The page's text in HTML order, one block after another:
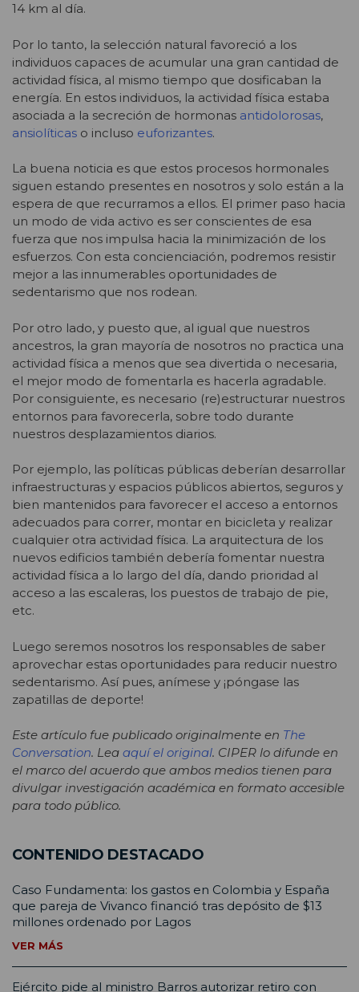
14 km al día.
Por lo tanto, la selección natural favoreció a los
individuos capaces de acumular una gran cantidad de
actividad física, al mismo tiempo que dosificaban la
energía. En estos individuos, la actividad física estaba
asociada a la secreción de hormonas antidolorosas,
ansiolíticas o incluso euforizantes.
La buena noticia es que estos procesos hormonales
siguen estando presentes en nosotros y solo están a la
espera de que recurramos a ellos. El primer paso hacia
un modo de vida activo es ser conscientes de esa
fuerza que nos impulsa hacia la minimización de los
esfuerzos. Con esta concienciación, podremos resistir
mejor a las innumerables oportunidades de
sedentarismo que nos rodean.
Por otro lado, y puesto que, al igual que nuestros
ancestros, la gran mayoría de nosotros no practica una
actividad física a menos que sea divertida o necesaria,
el mejor modo de fomentarla es hacerla agradable.
Por consiguiente, es necesario (re)estructurar nuestros
entornos para favorecerla, sobre todo durante
nuestros desplazamientos diarios.
Por ejemplo, las políticas públicas deberían desarrollar
infraestructuras y espacios públicos abiertos, seguros y
bien mantenidos para favorecer el acceso a entornos
adecuados para correr, montar en bicicleta y realizar
cualquier otra actividad física. La arquitectura de los
nuevos edificios también debería fomentar nuestra
actividad física a lo largo del día, dando prioridad al
acceso a las escaleras, los puestos de trabajo de pie,
etc.
Luego seremos nosotros los responsables de saber
aprovechar estas oportunidades para reducir nuestro
sedentarismo. Así pues, anímese y ¡póngase las
zapatillas de deporte!
Este artículo fue publicado originalmente en The
Conversation. Lea aquí el original. CIPER lo difunde en
el marco del acuerdo que ambos medios tienen para
divulgar investigación académica en formato accesible
para todo público.
CONTENIDO DESTACADO
Caso Fundamenta: los gastos en Colombia y España
que pareja de Vivanco financió tras depósito de $13
millones ordenado por Lagos
VER MÁS
Ejército pide al ministro Barros autorizar retiro con